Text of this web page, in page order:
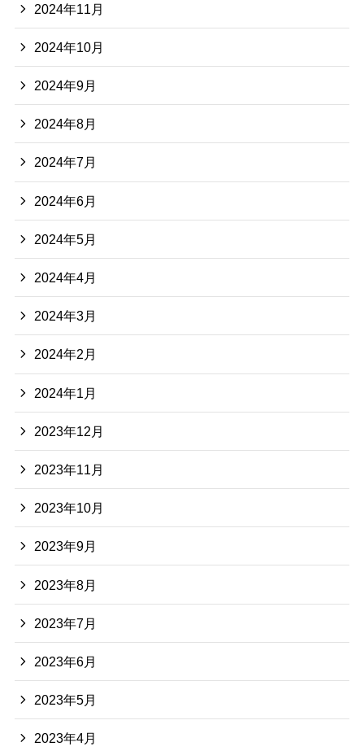
2024年11月
2024年10月
2024年9月
2024年8月
2024年7月
2024年6月
2024年5月
2024年4月
2024年3月
2024年2月
2024年1月
2023年12月
2023年11月
2023年10月
2023年9月
2023年8月
2023年7月
2023年6月
2023年5月
2023年4月